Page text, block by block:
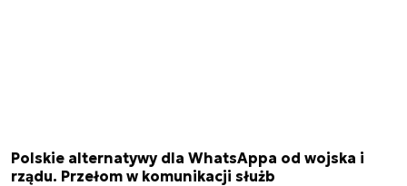
Polskie alternatywy dla WhatsAppa od wojska i
rządu. Przełom w komunikacji służb